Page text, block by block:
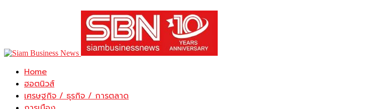
Home
ฮอตนิวส์
เศรษฐกิจ / ธุรกิจ / การตลาด